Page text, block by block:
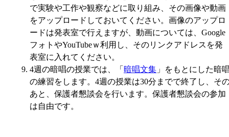
で実験や工作や観察などに取り組み、その画像や動画
をアップロードしておいてください。画像のアップロ
ードは発表室で行えますが、動画については、Google
フォトやYouTubeｗ利用し、そのリンクアドレスを発
表室に入れてください。
4週の暗唱の授業では、「 暗唱文集 」をもとにした暗
の練習をします。4週の授業は30分までで終了し、そ
あと、保護者懇談会を行います。保護者懇談会の参加
は自由です。